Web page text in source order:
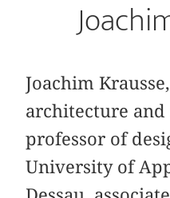
Joachim
architecture
professor of
University of